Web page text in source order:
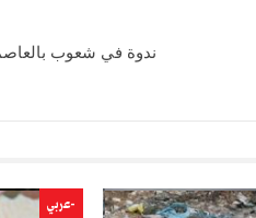
ندوة في شعوب
-عربي